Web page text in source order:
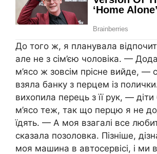
До того ж, я планувала
але не з сім’єю чоловіка. —
м’ясо ж зовсім прісне вийде, —
взяла банку з перцем із
вихопила перець з її рук, — діти
м’ясо теж, так що перцю я не
їдять. — А моя взагалі все
сказала позоловка. Пізніше,
моя машина в автосервісі, і ми